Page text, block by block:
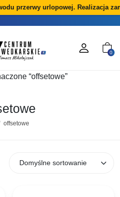
przerwy urlopowej. Realizacja
0
“offsetowe”
offsetowe